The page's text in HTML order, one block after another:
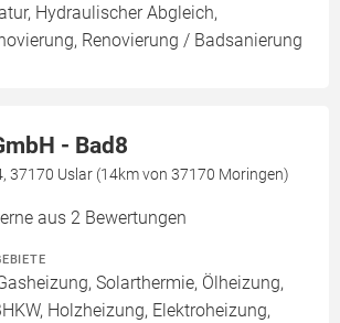
Hydraulischer Abgleich,
Renovierung / Badsanierung
- Bad8
37170 Uslar (14km von 37170 Moringen)
aus 2 Bewertungen
Solarthermie, Ölheizung,
Holzheizung, Elektroheizung,